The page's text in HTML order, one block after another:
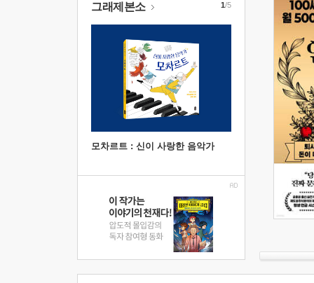
그래제본소
모차르트 : 신이 사랑한 음악가
1/5